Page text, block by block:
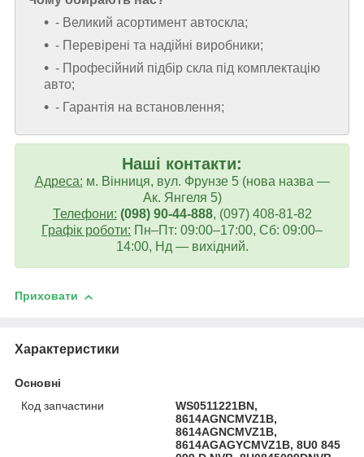
- Великий асортимент автоскла;
- Перевірені та надійні виробники;
- Професійний підбір скла під комплектацію
авто;
- Гарантія на встановлення;
Наші контакти:
Адреса: м. Вінниця, вул. Фрунзе 5 (нова назва —
Ак. Янгеля 5)
Телефони: (098) 90-44-888, (097) 408-81-82
Графік роботи: Пн–Пт: 09:00–17:00, Сб: 09:00–
14:00, Нд — вихідний.
Приховати
Характеристики
Основні
Код запчастини
WS0511221BN,
8614AGNCMVZ1B,
8614AGNCMVZ1B,
8614AGAGYCMVZ1B, 8U0 845